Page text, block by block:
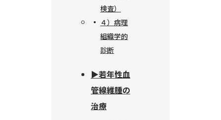
検査）
４）病理
組織学的
診断
▶︎若年性血
管線維腫の
治療